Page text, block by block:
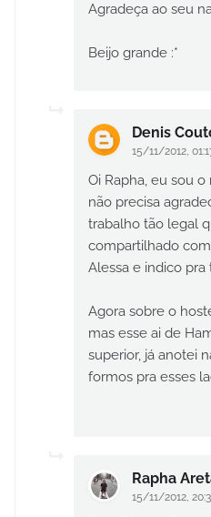
Agradeça ao seu
Beijo grande :*
Denis
15/11/2012,
Oi Rapha, eu sou
não precisa
trabalho tão legal
compartilhado
Alessa e indico
Agora sobre o
mas esse ai de
superior, já anotei
formos pra esses
Rapha
15/11/2012,